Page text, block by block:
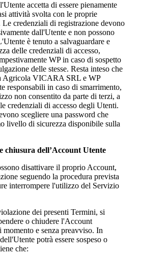
accetta di essere pienamente
attività svolta con le proprie
Le credenziali di registrazione devono
dall'Utente e non possono
è tenuto a salvaguardare e
delle credenziali di accesso,
WP in caso di sospetto
delle stesse. Resta inteso che
Agricola VICARA SRL e WP
responsabili in caso di smarrimento,
non consentito da parte di terzi, a
credenziali di accesso degli Utenti.
scegliere una password che
livello di sicurezza disponibile sulla
chiusura dell’Account Utente
disattivare il proprio Account,
seguendo la procedura prevista
interrompere l'utilizzo del Servizio
dei presenti Termini, si
o chiudere l'Account
e senza preavviso. In
potrà essere sospeso o
che: